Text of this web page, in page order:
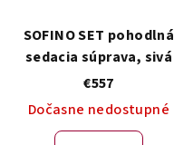
SOFINO SET pohodlná
sedacia súprava, sivá
€557
Dočasne nedostupné